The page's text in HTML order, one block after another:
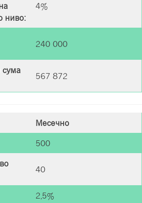
нивo:
4%
240 000
сума
567 872
Месечно
500
40
2,5%